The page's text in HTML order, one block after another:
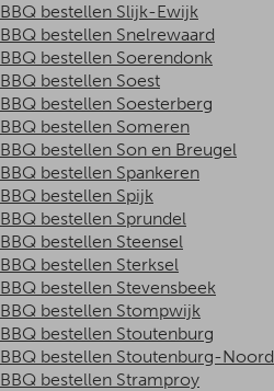
BBQ bestellen Slijk-Ewijk
BBQ bestellen Snelrewaard
BBQ bestellen Soerendonk
BBQ bestellen Soest
BBQ bestellen Soesterberg
BBQ bestellen Someren
BBQ bestellen Son en Breugel
BBQ bestellen Spankeren
BBQ bestellen Spijk
BBQ bestellen Sprundel
BBQ bestellen Steensel
BBQ bestellen Sterksel
BBQ bestellen Stevensbeek
BBQ bestellen Stompwijk
BBQ bestellen Stoutenburg
BBQ bestellen Stoutenburg-Noord
BBQ bestellen Stramproy